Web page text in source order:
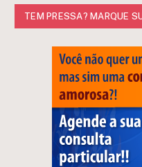
TEM PRESSA? MARQUE